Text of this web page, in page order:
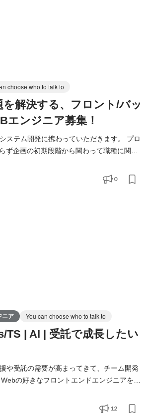
choose who to talk to
を解決する、フロント/バッ
エンジニア募集！
テム開発に携わっていただきます。 プロ
ず企画の初期段階から関わって職種に関係
ーション力・チームプレーをする力が重視
0
ニア You can choose who to talk to
TS | AI | 受託で成長したい
や受託の需要が高まってきて、チーム開発
の好きなフロントエンドエンジニアを募
ニーズの高ま
12